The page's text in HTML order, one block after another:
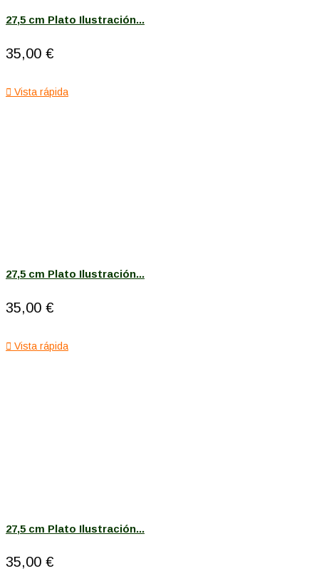
27,5 cm Plato Ilustración...
35,00 €
 Vista rápida
27,5 cm Plato Ilustración...
35,00 €
 Vista rápida
27,5 cm Plato Ilustración...
35,00 €